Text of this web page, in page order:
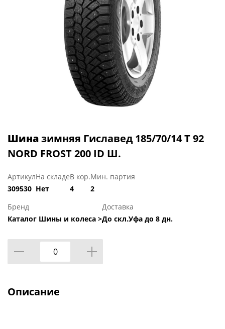
Шиназимняя Гиславед 185/70/14 T 92
NORD FROST 200 ID Ш.
Артикул
309530
На складе
Нет
В кор.
4
Мин. партия
2
Бренд
Каталог Шины и колеса >
Доставка
До скл.Уфа до 8 дн.
Описание